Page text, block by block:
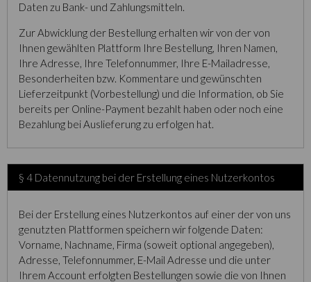
Daten zu Bank- und Zahlungsmitteln.
Zur Abwicklung der Bestellung erhalten wir von der von
Ihnen gewählten Plattform Ihre Bestellung, Ihren Namen,
Ihre Adresse, Ihre Telefonnummer, Ihre E-Mailadresse,
Besonderheiten bzw. Kommentare und gewünschten
Lieferzeitpunkt (Vorbestellung) und die Information, ob Sie
bereits per Online-Payment bezahlt haben oder noch eine
Bezahlung bei Auslieferung zu erfolgen hat.
§ 4 Datennutzung bei der Erstellung eines Nutzerkontos
Bei der Erstellung eines Nutzerkontos auf einer der von uns
genutzten Plattformen speichern wir folgende Daten:
Vorname, Nachname, Firma (soweit optional angegeben),
Adresse, Telefonnummer, E-Mail Adresse und die unter
Ihrem Account erfolgten Bestellungen sowie die von Ihnen